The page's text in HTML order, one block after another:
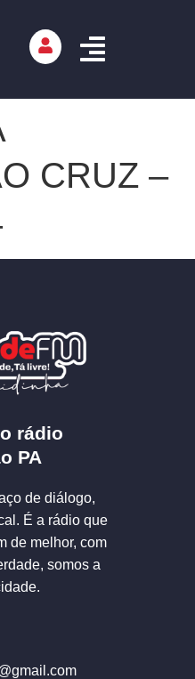
CRUZ –
rádio
PA
de diálogo,
É a rádio que
de melhor, com
somos a